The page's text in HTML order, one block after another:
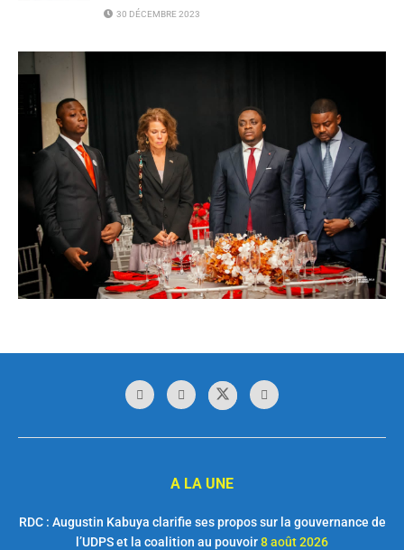
30 DÉCEMBRE 2023
A LA UNE
RDC : Augustin Kabuya clarifie ses propos sur la gouvernance de
l’UDPS et la coalition au pouvoir8 août 2026